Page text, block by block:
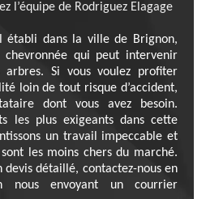
l’équipe de Rodriguez Elagage
établi dans la ville de Brignon,
chevronnée qui peut intervenir
arbres. Si vous voulez profiter
loin de tout risque d’accident,
dont vous avez besoin.
les plus exigeants dans cette
un travail impeccable et
les moins chers du marché.
devis détaillé, contactez-nous en
nous envoyant un courrier